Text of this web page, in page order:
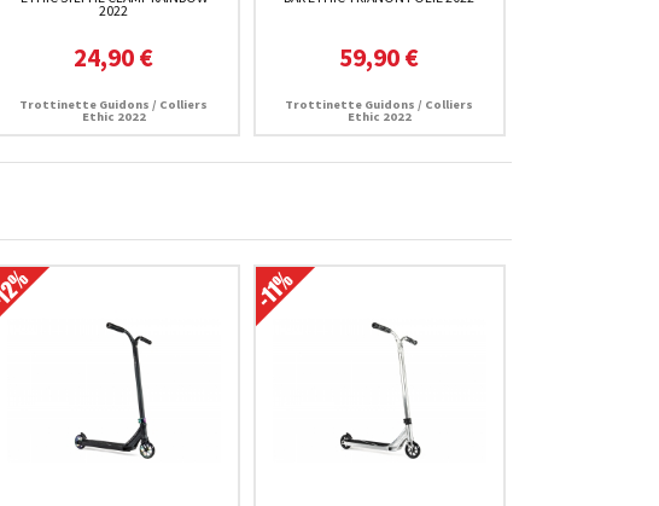
2022
24,90 €
Trottinette Guidons / Colliers
Ethic 2022
59,90 €
Trottinette Guidons / Colliers
Ethic 2022